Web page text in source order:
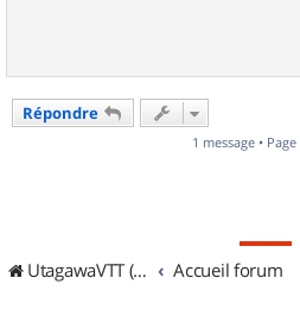
Répondre
1 message • Page
UtagawaVTT (Randos VTT et VTTAE avec traces GPS) Accueil forum